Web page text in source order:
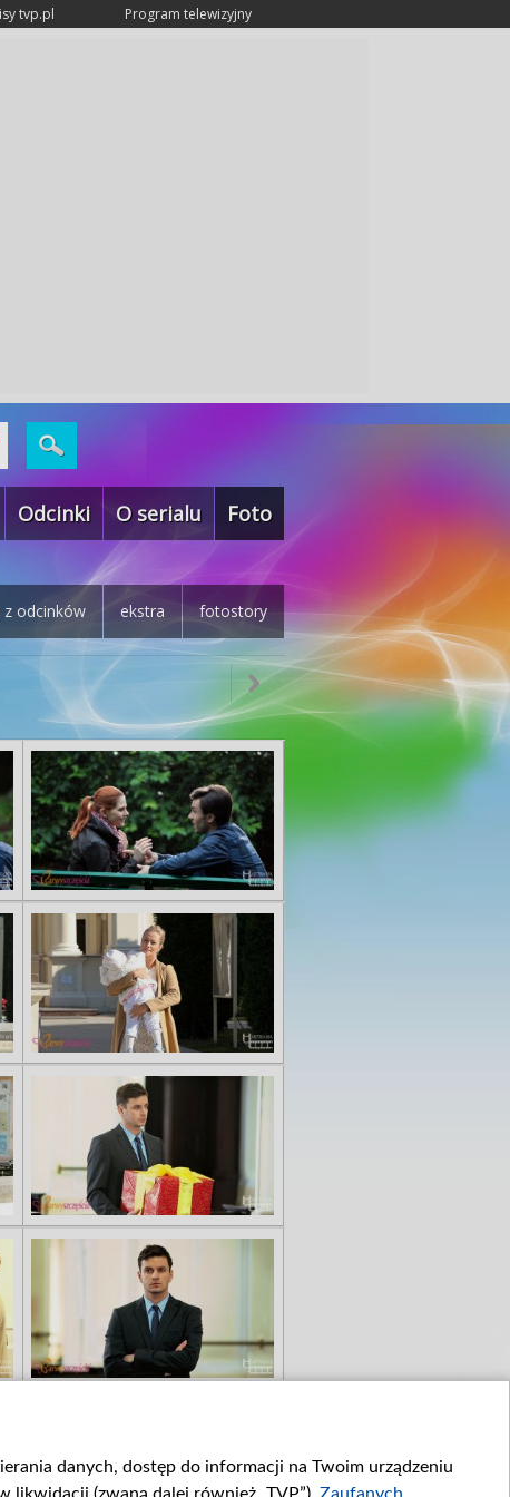
tvp.pl Program telewizyjny
Odcinki O serialu Foto
fotostory
ekstra
z odcinków
danych, dostęp do informacji na Twoim urządzeniu